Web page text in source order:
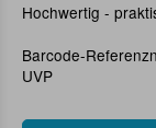
Hochwertig -
Barcode-
UVP